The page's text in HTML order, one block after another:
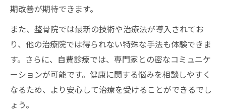
期改善が期待できます。
また、整骨院では最新の技術や治療法が導入されてお
り、他の治療院では得られない特殊な手法も体験できま
す。さらに、自費診療では、専門家との密なコミュニケ
ーションが可能です。健康に関する悩みを相談しやすく
なるため、より安心して治療を受けることができるでし
ょう。